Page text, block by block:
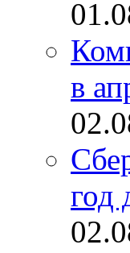
в
год